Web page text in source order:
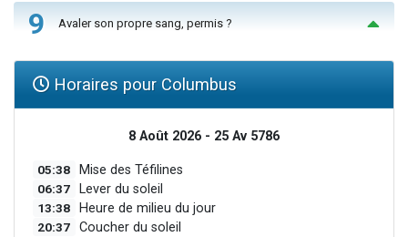
9 Avaler son propre sang, permis ?
Horaires pour Columbus
8 Août 2026 - 25 Av 5786
05:38 Mise des Téfilines
06:37 Lever du soleil
13:38 Heure de milieu du jour
20:37 Coucher du soleil